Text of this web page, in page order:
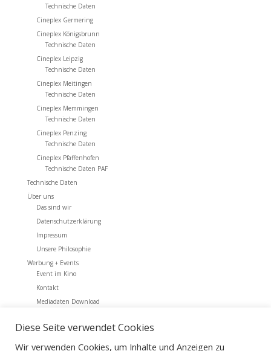
Technische Daten
Cineplex Germering
Cineplex Königsbrunn
Technische Daten
Cineplex Leipzig
Technische Daten
Cineplex Meitingen
Technische Daten
Cineplex Memmingen
Technische Daten
Cineplex Penzing
Technische Daten
Cineplex Pfaffenhofen
Technische Daten PAF
Technische Daten
Über uns
Das sind wir
Datenschutzerklärung
Impressum
Unsere Philosophie
Werbung + Events
Event im Kino
Kontakt
Mediadaten Download
Archiv
Diese Seite verwendet Cookies
Wir verwenden Cookies, um Inhalte und Anzeigen zu